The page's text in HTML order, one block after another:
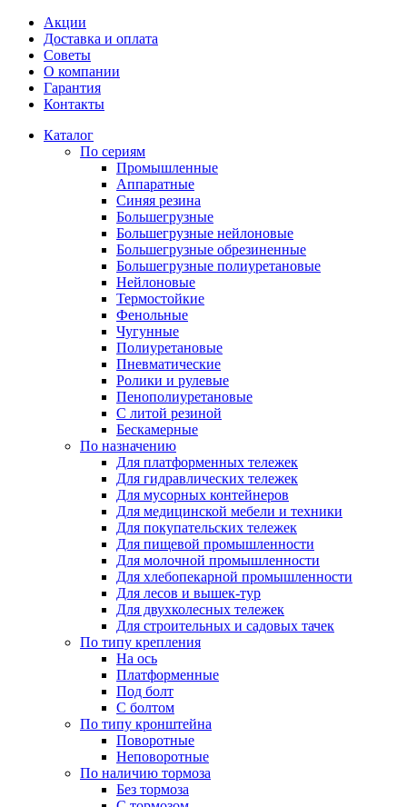
Акции
Доставка и оплата
Советы
О компании
Гарантия
Контакты
Каталог
По сериям
Промышленные
Аппаратные
Синяя резина
Большегрузные
Большегрузные нейлоновые
Большегрузные обрезиненные
Большегрузные полиуретановые
Нейлоновые
Термостойкие
Фенольные
Чугунные
Полиуретановые
Пневматические
Ролики и рулевые
Пенополиуретановые
С литой резиной
Бескамерные
По назначению
Для платформенных тележек
Для гидравлических тележек
Для мусорных контейнеров
Для медицинской мебели и техники
Для покупательских тележек
Для пищевой промышленности
Для молочной промышленности
Для хлебопекарной промышленности
Для лесов и вышек-тур
Для двухколесных тележек
Для строительных и садовых тачек
По типу крепления
На ось
Платформенные
Под болт
С болтом
По типу кронштейна
Поворотные
Неповоротные
По наличию тормоза
Без тормоза